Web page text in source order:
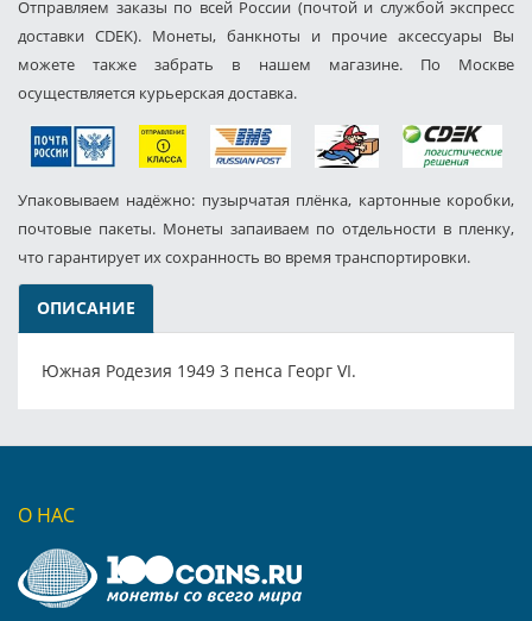
Отправляем заказы по всей России (почтой и службой экспресс
доставки CDEK). Монеты, банкноты и прочие аксессуары Вы
можете также забрать в нашем магазине. По Москве
осуществляется курьерская доставка.
Упаковываем надёжно: пузырчатая плёнка, картонные коробки,
почтовые пакеты. Монеты запаиваем по отдельности в пленку,
что гарантирует их сохранность во время транспортировки.
ОПИСАНИЕ
Южная Родезия 1949 3 пенса Георг VI.
О НАС